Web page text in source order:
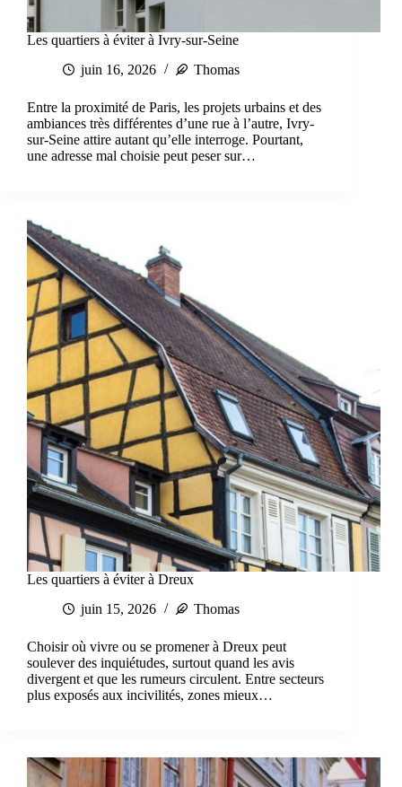
Les quartiers à éviter à Ivry-sur-Seine
juin 16, 2026
Thomas
Entre la proximité de Paris, les projets urbains et des
ambiances très différentes d’une rue à l’autre, Ivry-
sur-Seine attire autant qu’elle interroge. Pourtant,
une adresse mal choisie peut peser sur…
Les quartiers à éviter à Dreux
juin 15, 2026
Thomas
Choisir où vivre ou se promener à Dreux peut
soulever des inquiétudes, surtout quand les avis
divergent et que les rumeurs circulent. Entre secteurs
plus exposés aux incivilités, zones mieux…